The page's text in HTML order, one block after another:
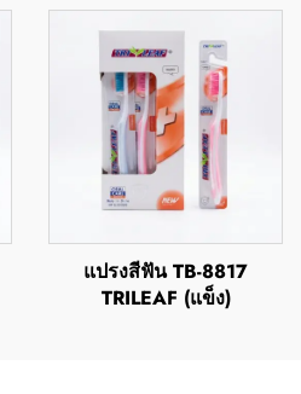
แปรงสีฟัน TB-8817
TRILEAF (แข็ง)